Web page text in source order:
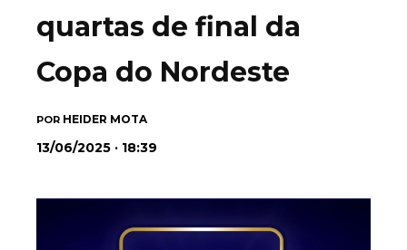
quartas de final da
Copa do Nordeste
POR HEIDER MOTA
13/06/2025 · 18:39